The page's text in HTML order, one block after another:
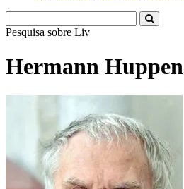
Pesquisa sobre Literatura
Hermann Huppen